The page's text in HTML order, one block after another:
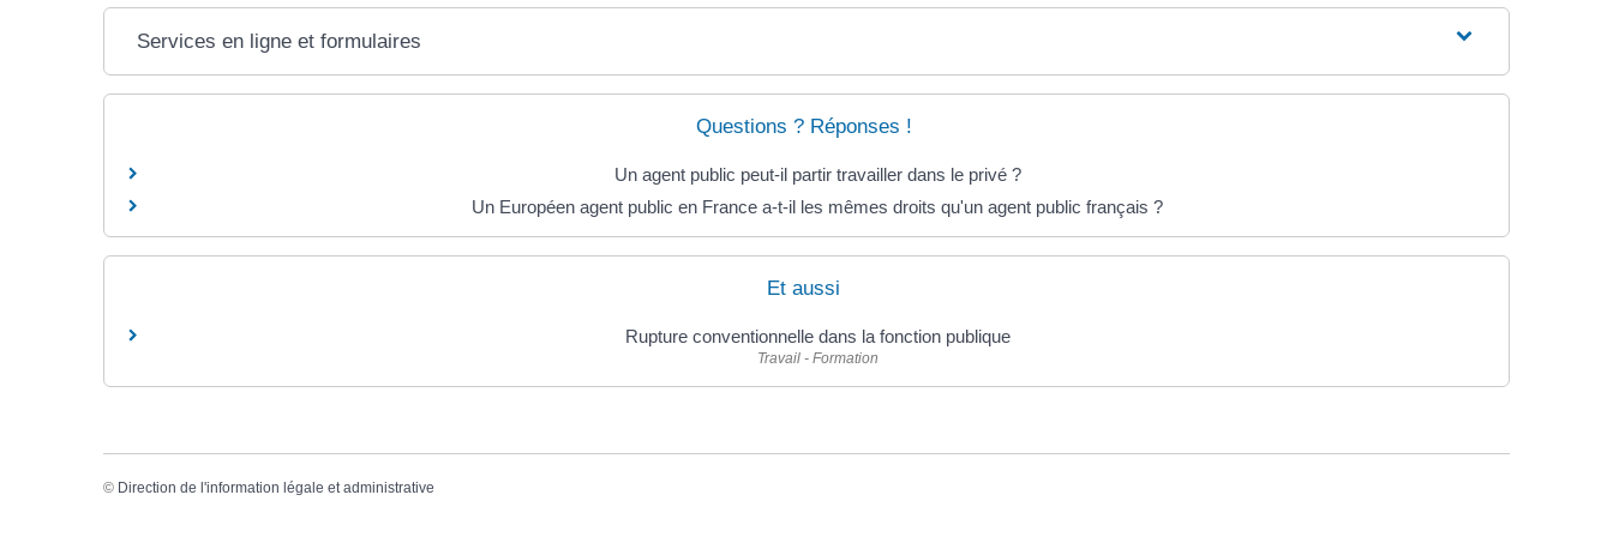
Services en ligne et formulaires
Questions ? Réponses !
Un agent public peut-il partir travailler dans le privé ?
Un Européen agent public en France a-t-il les mêmes droits qu'un agent public français ?
Et aussi
Rupture conventionnelle dans la fonction publique
Travail - Formation
© Direction de l'information légale et administrative